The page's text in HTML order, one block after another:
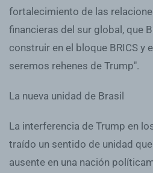
fortalecimiento de las
financieras del sur global, que
construir en el bloque BRICS y
seremos rehenes de Trump".
La nueva unidad de Brasil
La interferencia de Trump en
traído un sentido de unidad
ausente en una nación